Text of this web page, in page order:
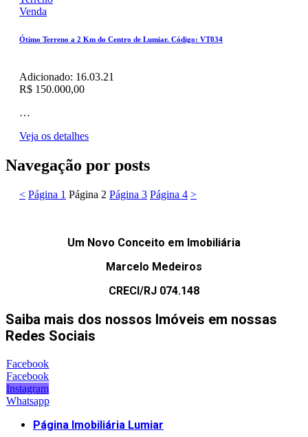
Venda
Ótimo Terreno a 2 Km do Centro de Lumiar. Código: VT034
Adicionado: 16.03.21
R$ 150.000,00
…
Veja os detalhes
Navegação por posts
< Página 1 Página 2 Página 3 Página 4 >
Um Novo Conceito em Imobiliária
Marcelo Medeiros
CRECI/RJ 074.148
Saiba mais dos nossos Imóveis em nossas
Redes Sociais
Facebook
Facebook
Instagram
Whatsapp
Página Imobiliária Lumiar